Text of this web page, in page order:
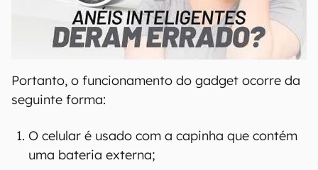
00:00/21:11
Portanto, o funcionamento do gadget ocorre da
seguinte forma:
O celular é usado com a capinha que contém
uma bateria externa;